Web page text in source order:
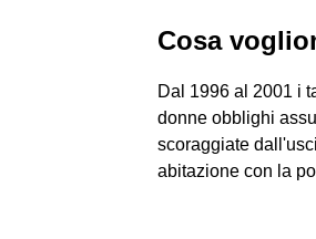
Cosa
Dal 1996 al 2001 i
donne obblighi
scoraggiate
abitazione con la